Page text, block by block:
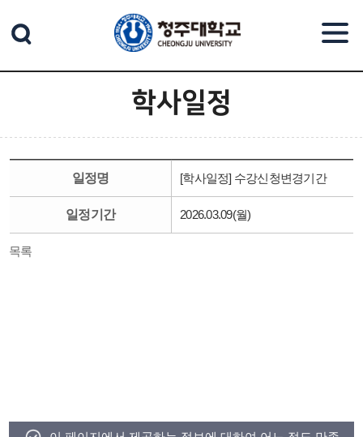
학사일정
일정명 [학사일정] 수강신청변경기간
일정기간 2026.03.09(월)
목록